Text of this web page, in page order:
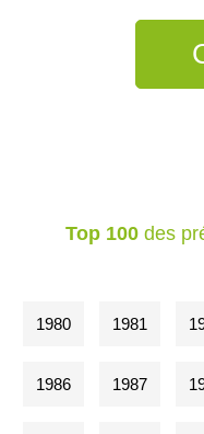
Top 100des
1980 1981
1986 1987